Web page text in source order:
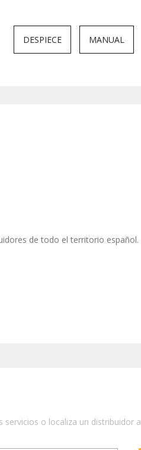
DESPIECE MANUAL
de todo el territorio español.
o localiza un distribuidor